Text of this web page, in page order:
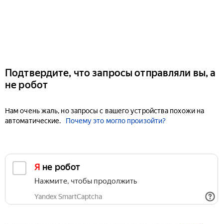
Подтвердите, что запросы отправляли вы, а
не робот
Нам очень жаль, но запросы с вашего устройства похожи на
автоматические.
Почему это могло произойти?
Я не робот
Нажмите, чтобы продолжить
Yandex SmartCaptcha